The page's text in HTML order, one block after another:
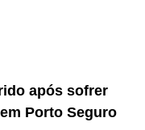
após sofrer
Porto Seguro